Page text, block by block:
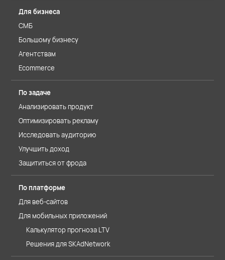
Для бизнеса
СМБ
Большому бизнесу
Агентствам
Ecommerce
По задаче
Анализировать продукт
Оптимизировать рекламу
Исследовать аудиторию
Улучшить доход
Защититься от фрода
По платформе
Для веб-сайтов
Для мобильных приложений
Калькулятор прогноза LTV
Решения для SKAdNetwork